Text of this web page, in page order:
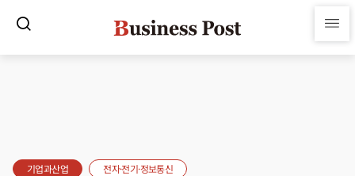
기업과산업 전자·전기·정보통신